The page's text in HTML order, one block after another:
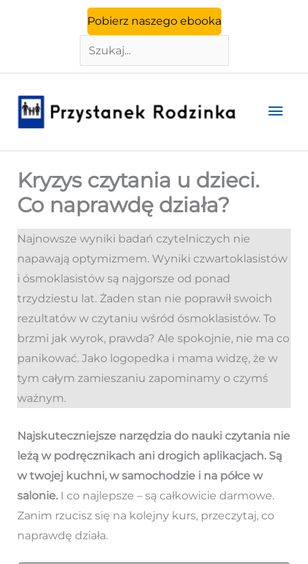
Pobierz naszego ebooka
Szukaj
Kryzys czytania u dzieci.
Co naprawdę działa?
Najnowsze wyniki badań czytelniczych nie
napawają optymizmem. Wyniki czwartoklasistów
i ósmoklasistów są najgorsze od ponad
trzydziestu lat. Żaden stan nie poprawił swoich
rezultatów w czytaniu wśród ósmoklasistów. To
brzmi jak wyrok, prawda? Ale spokojnie, nie ma co
panikować. Jako logopedka i mama widzę, że w
tym całym zamieszaniu zapominamy o czymś
ważnym.
Najskuteczniejsze narzędzia do nauki czytania nie
leżą w podręcznikach ani drogich aplikacjach. Są
w twojej kuchni, w samochodzie i na półce w
salonie.I co najlepsze – są całkowicie darmowe.
Zanim rzucisz się na kolejny kurs, przeczytaj, co
naprawdę działa.